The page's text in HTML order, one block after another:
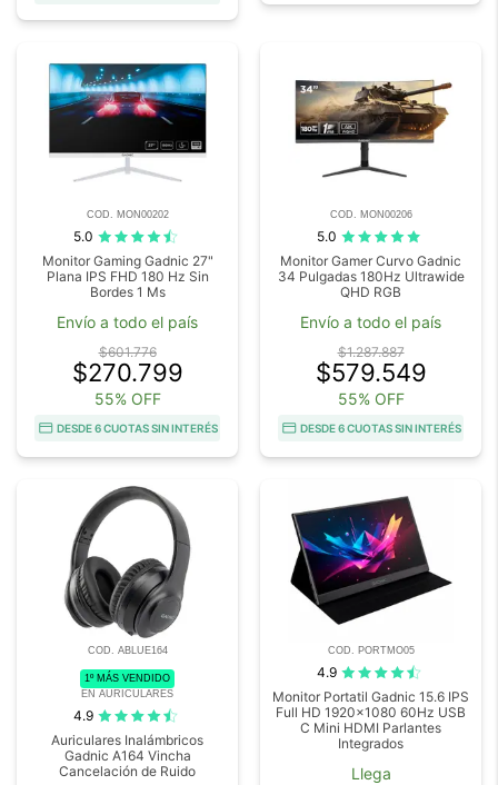
COD. MON00202
5.0
Monitor Gaming Gadnic 27"
Plana IPS FHD 180 Hz Sin
Bordes 1 Ms
Envío a todo el país
$601.776
$270.799
55% OFF
DESDE 6 CUOTAS SIN INTERÉS
COD. MON00206
5.0
Monitor Gamer Curvo Gadnic
34 Pulgadas 180Hz Ultrawide
QHD RGB
Envío a todo el país
$1.287.887
$579.549
55% OFF
DESDE 6 CUOTAS SIN INTERÉS
COD. ABLUE164
1º MÁS VENDIDO
EN AURICULARES
4.9
Auriculares Inalámbricos
Gadnic A164 Vincha
Cancelación de Ruido
COD. PORTMO05
4.9
Monitor Portatil Gadnic 15.6 IPS
Full HD 1920x1080 60Hz USB
C Mini HDMI Parlantes
Integrados
Llega